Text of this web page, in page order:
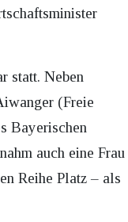
statt. Neben
(Freie
Bayerischen
auch eine Frau
Reihe Platz – als